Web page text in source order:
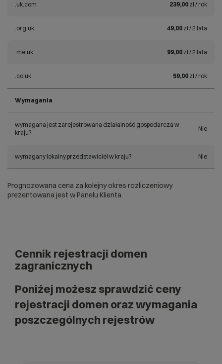
.uk.com 239,00 zł / rok
.org.uk 49,00 zł / 2 lata
.me.uk 99,00 zł / 2 lata
.co.uk 59,00 zł / rok
Wymagania
wymagana jest zarejestrowana działalność gospodarcza w
kraju?
Nie
wymagany lokalny przedstawiciel w kraju? Nie
Prognozowana cena za kolejny okres rozliczeniowy
prezentowana jest w Panelu Klienta.
Cennik rejestracji domen
zagranicznych
Poniżej możesz sprawdzić ceny
rejestracji domen oraz wymagania
poszczególnych rejestrów